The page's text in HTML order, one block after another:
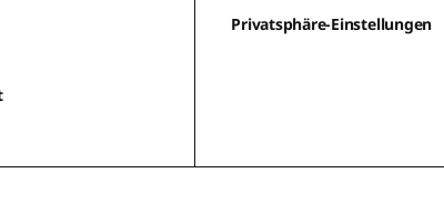
Privatsphäre-Einstellungen